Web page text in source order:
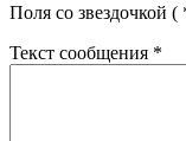
Поля со звездочкой (
Текст сообщения *